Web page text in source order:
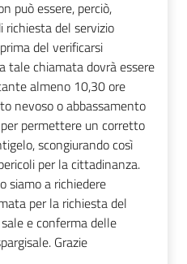
può essere, perciò,
richiesta del servizio
del verificarsi
tale chiamata dovrà essere
almeno 10,30 ore
nevoso o abbassamento
permettere un corretto
scongiurando così
per la cittadinanza.
siamo a richiedere
per la richiesta del
e conferma delle
Grazie